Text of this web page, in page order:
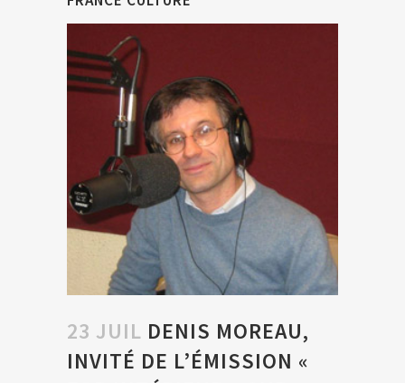
23 JUIL DENIS MOREAU,
INVITÉ DE L’ÉMISSION «